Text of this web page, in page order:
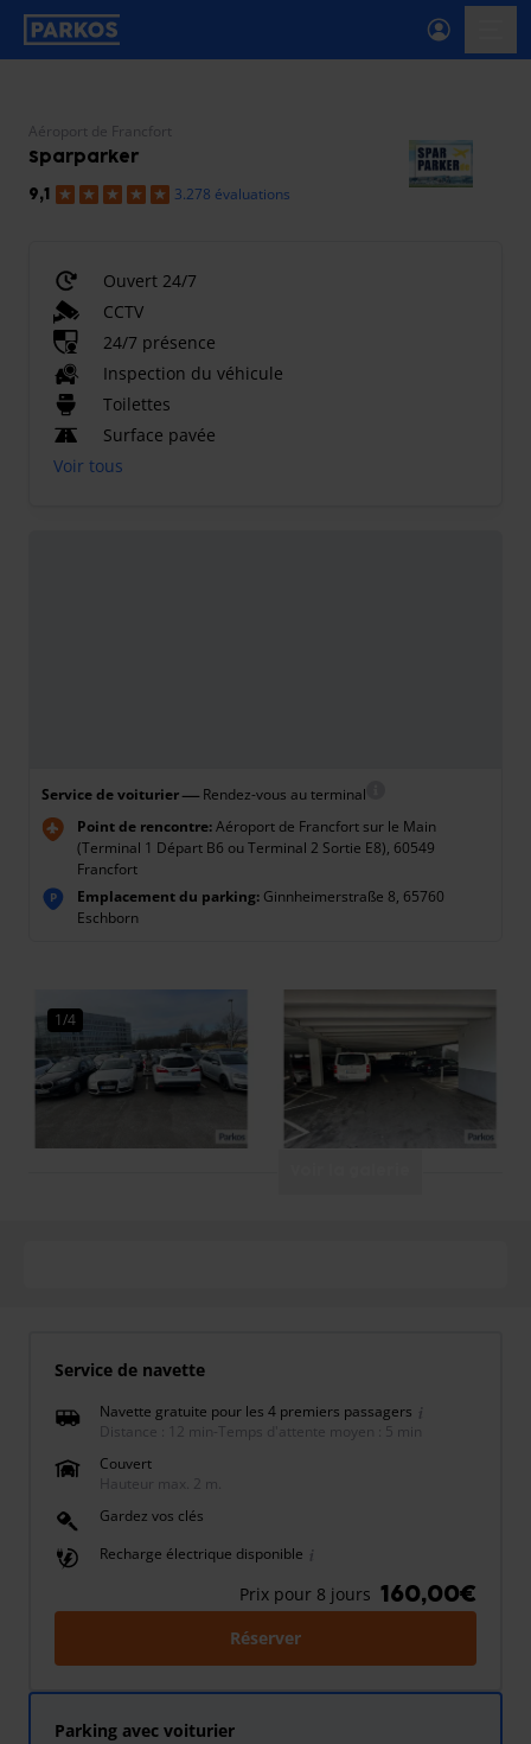
étiquette-de-navigation-principale
Aéroport de Francfort
Sparparker
9,1 3.278 évaluations
Ouvert 24/7
CCTV
24/7 présence
Inspection du véhicule
Toilettes
Surface pavée
Voir tous
Service de voiturier— Rendez-vous au terminal
Point de rencontre:Aéroport de Francfort sur le Main
(Terminal 1 Départ B6 ou Terminal 2 Sortie E8), 60549
Francfort
P Emplacement du parking: Ginnheimerstraße 8, 65760
Eschborn
1/4
Service de navette
Navette gratuite pour les 4 premiers passagers
Distance : 12 min
Temps d'attente moyen : 5 min
Couvert
Hauteur max. 2 m.
Gardez vos clés
Recharge électrique disponible
Prix pour 8 jours 160,00€
Réserver
Parking avec voiturier